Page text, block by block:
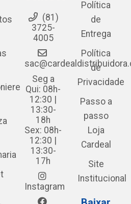
(81)
3725-
4005
Seg a
Qui: 08h-
12:30 |
13:30-
18h
Sex: 08h-
12:30 |
13:30-
17h
Instagram
Política
de
Entrega
Política
de
Privacidade
Passo a
passo
Loja
Cardeal
Site
Institucional